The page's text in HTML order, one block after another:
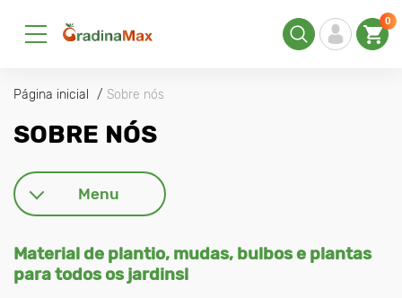
0
Página inicial Sobre nós
SOBRE NÓS
Menu
Material de plantio, mudas, bulbos e plantas
para todos os jardins!